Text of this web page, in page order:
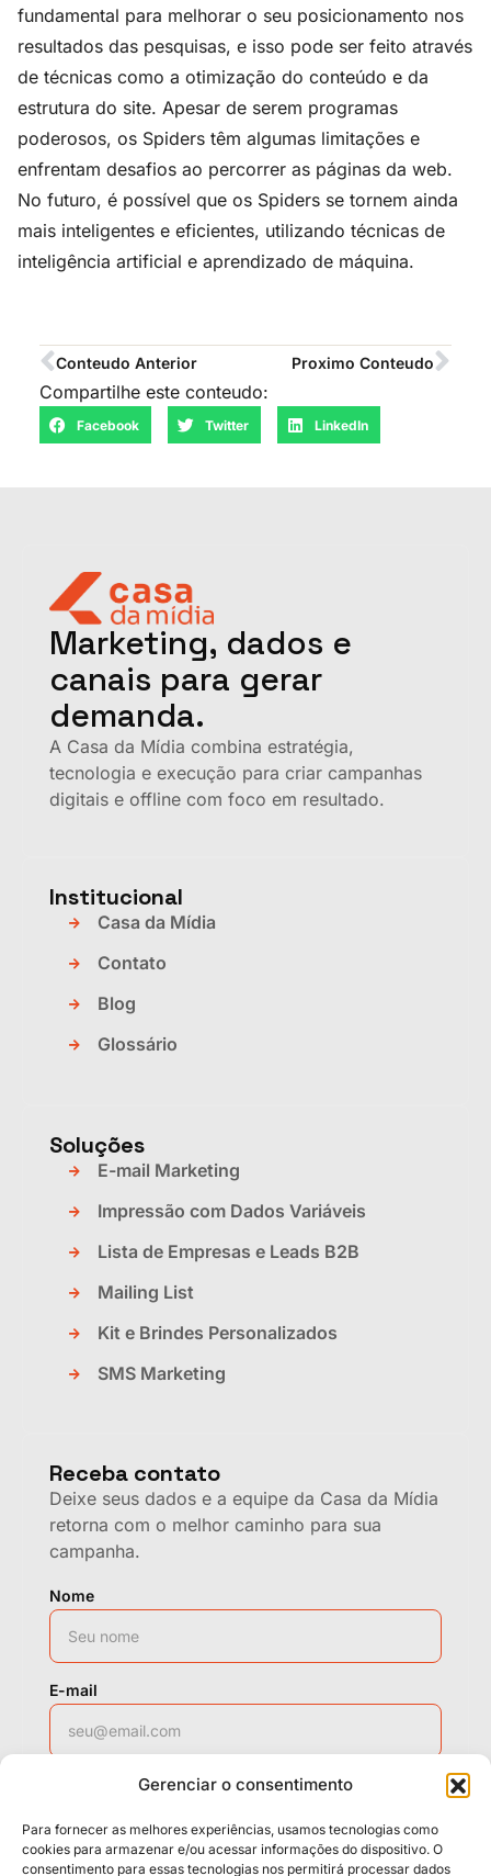
Gerenciar o consentimento
Para fornecer as melhores experiências, usamos tecnologias como
cookies para armazenar e/ou acessar informações do dispositivo. O
consentimento para essas tecnologias nos permitirá processar dados
fundamental para melhorar o seu posicionamento nos
resultados das pesquisas, e isso pode ser feito através
de técnicas como a otimização do conteúdo e da
estrutura do site. Apesar de serem programas
poderosos, os Spiders têm algumas limitações e
enfrentam desafios ao percorrer as páginas da web.
No futuro, é possível que os Spiders se tornem ainda
mais inteligentes e eficientes, utilizando técnicas de
inteligência artificial e aprendizado de máquina.
Conteudo Anterior Proximo Conteudo
Compartilhe este conteudo:
Facebook Twitter LinkedIn
Marketing, dados e
canais para gerar
demanda.
A Casa da Mídia combina estratégia,
tecnologia e execução para criar campanhas
digitais e offline com foco em resultado.
Institucional
Casa da Mídia
Contato
Blog
Glossário
Soluções
E-mail Marketing
Impressão com Dados Variáveis
Lista de Empresas e Leads B2B
Mailing List
Kit e Brindes Personalizados
SMS Marketing
Receba contato
Deixe seus dados e a equipe da Casa da Mídia
retorna com o melhor caminho para sua
campanha.
Nome
E-mail